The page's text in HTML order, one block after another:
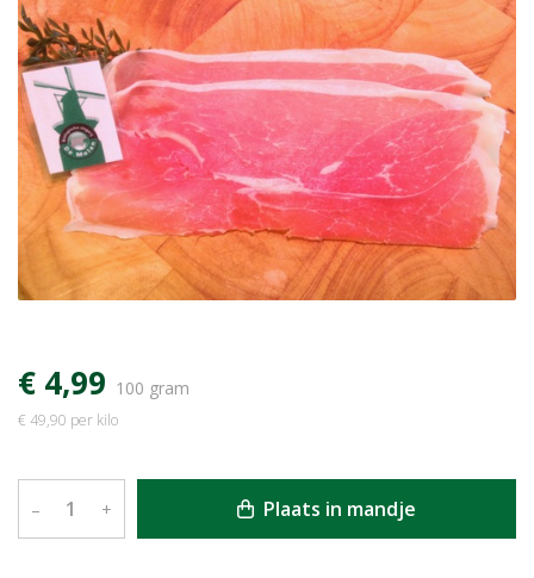
€ 4,99 100 gram
€ 49,90 per kilo
– + Plaats in mandje